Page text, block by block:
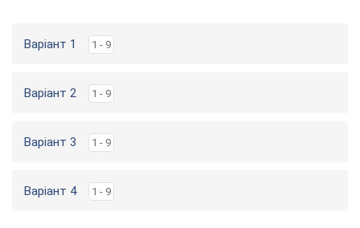
Варіант 1 1 - 9
Варіант 2 1 - 9
Варіант 3 1 - 9
Варіант 4 1 - 9